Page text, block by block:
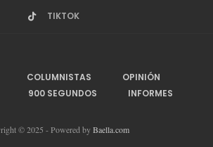
TIKTOK
COLUMNISTAS
OPINIÓN
900 SEGUNDOS INFORMES
© 2025 - Powered byBaella.com